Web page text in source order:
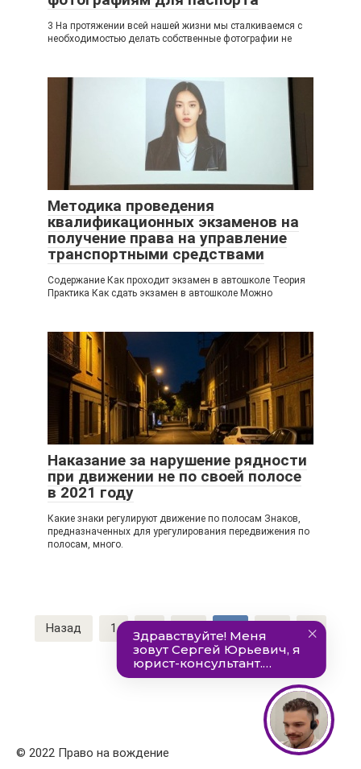
3 На протяжении всей нашей жизни мы сталкиваемся с
необходимостью делать собственные фотографии не
Методика проведения
квалификационных экзаменов на
получение права на управление
транспортными средствами
Содержание Как проходит экзамен в автошколе Теория
Практика Как сдать экзамен в автошколе Можно
Наказание за нарушение рядности
при движении не по своей полосе
в 2021 году
Какие знаки регулируют движение по полосам Знаков,
предназначенных для урегулирования передвижения по
полосам, много.
Навигация
Назад 1
...
40
Далее
© 2022 Право на вождение